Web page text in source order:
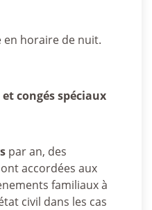
en horaire de nuit.
congés spéciaux
par an, des
accordées aux
familiaux à
civil dans les cas